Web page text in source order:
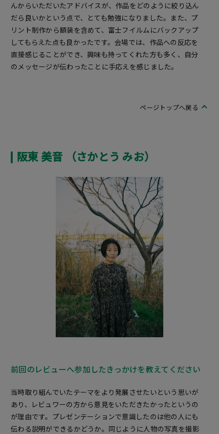
んからいただいたアドバイスが、作品をどのように絞り込ん
だら良いかという点で、とても勉強になりました。また、プ
リント制作から額装を含めて、富士フイルムにバックアップ
してもらえた点も良かったです。会場では、作品への反応を
直接感じることができ、興味も持ってくれた方も多く、自分
のメッセージが伝わったことに手応えを感じました。
ページトップへ戻る
阪東 美音 （さかとう みお）
前回のレビューへ参加したきっかけを教えてください
当時取り組んでいたテーマをより発展させたいという思いが
あり、レビュワーの方から意見をいただきたかったというの
が理由です。プレゼンテーションで意識したのは他の人にも
伝わる説明ができるかどうか。同じように人物の写真を撮影